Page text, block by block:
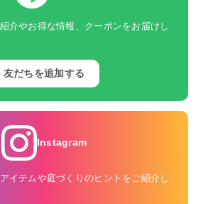
介やお得な情報、クーポンをお届けし
友だちを追加する
Instagram
イテムや庭づくりのヒントをご紹介し